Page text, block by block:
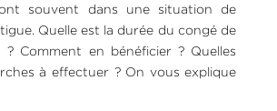
souvent dans une situation de
Quelle est la durée du congé de
? Comment en bénéficier ? Quelles
à effectuer ? On vous explique